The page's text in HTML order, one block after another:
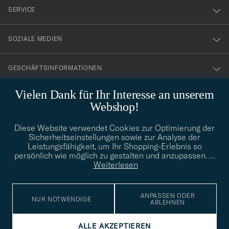
Vielen Dank für Ihr Interesse an unserem
Webshop!
Diese Website verwendet Cookies zur Optimierung der
Sicherheitseinstellungen sowie zur Analyse der
Leistungsfähigkeit, um Ihr Shopping-Erlebnis so
persönlich wie möglich zu gestalten und anzupassen. …
Weiterlesen
NUR NOTWENDIGE
ANPASSEN ODER
ABLEHNEN
ALLE AKZEPTIEREN
nyhetsbrev!
SERVICE
SOZIALE MEDIEN
GESCHÄFTSINFORMATIONEN
info@careofcarl.de
Benötigen Sie Hilfe bei der Suche nach Ihrem persönlichen Stil?
Wenden Sie sich an uns, wir helfen Ihnen gerne weiter!
STILBERATUNG